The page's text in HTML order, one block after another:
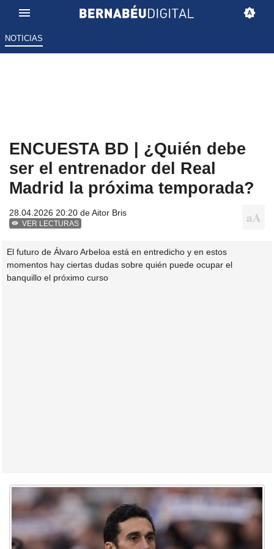
NOTICIAS
ENCUESTA BD | ¿Quién debe
ser el entrenador del Real
Madrid la próxima temporada?
28.04.2026 20:20 deAitor Bris
VER LECTURAS
El futuro de Álvaro Arbeloa está en entredicho y en estos
momentos hay ciertas dudas sobre quién puede ocupar el
banquillo el próximo curso